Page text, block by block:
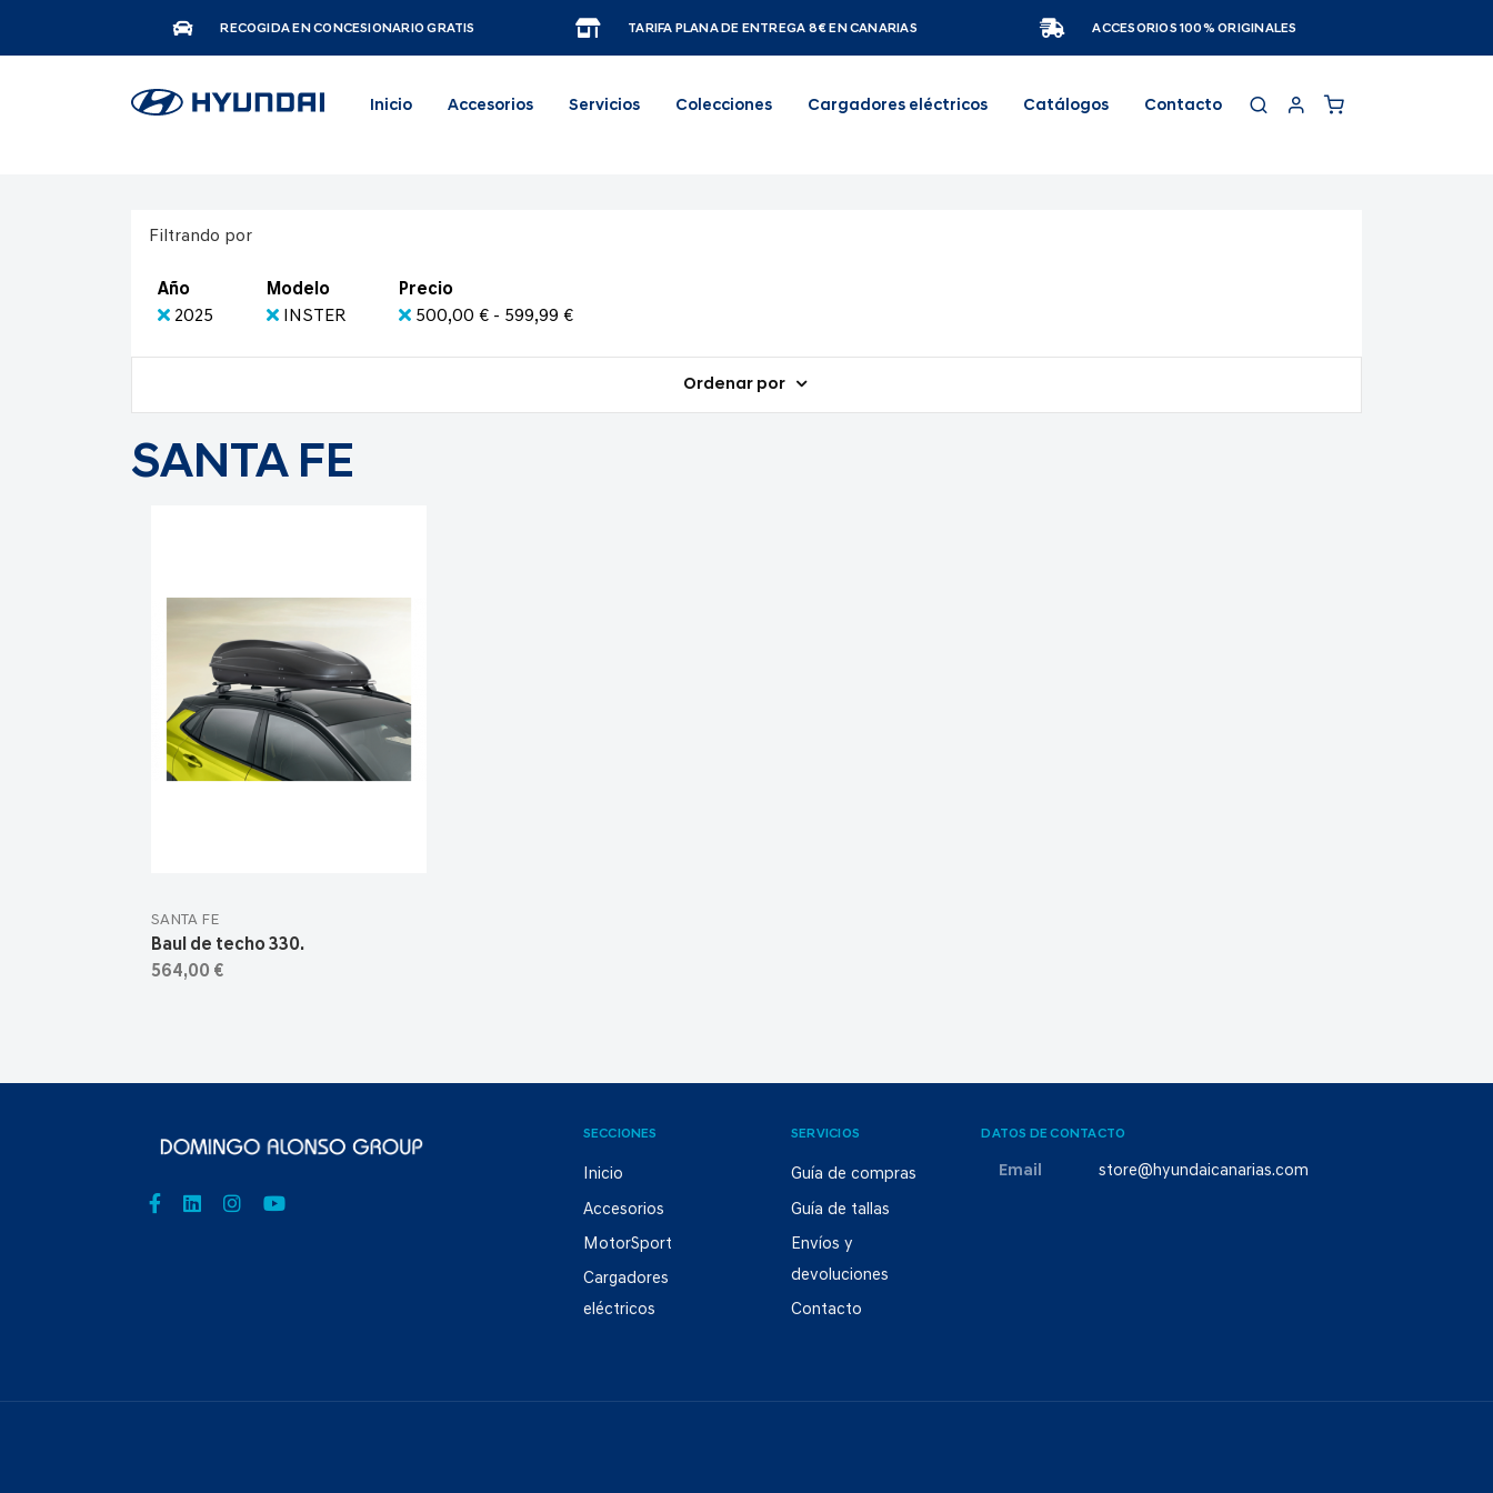
RECOGIDA EN CONCESIONARIO GRATIS TARIFA PLANA DE ENTREGA 8€ EN CANARIAS ACCESORIOS 100% ORIGINALES
Inicio Accesorios Servicios Colecciones Cargadores eléctricos Catálogos Contacto
Filtrando por
Año
2025
Modelo
INSTER
Precio
500,00 € - 599,99 €
Ordenar por
SANTA FE
SANTA FE
Baul de techo 330.
564,00 €
SECCIONES
Inicio
Accesorios
MotorSport
Cargadores
eléctricos
SERVICIOS
Guía de compras
Guía de tallas
Envíos y
devoluciones
Contacto
DATOS DE CONTACTO
Email store@hyundaicanarias.com